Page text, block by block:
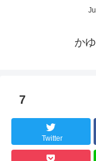
か
7
Twitter